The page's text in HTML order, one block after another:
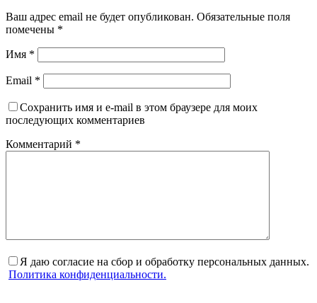
Ваш адрес email не будет опубликован. Обязательные поля
помечены *
Имя *
Email *
Сохранить имя и e-mail в этом браузере для моих
последующих комментариев
Комментарий *
Я даю согласие на сбор и обработку персональных данных.
Политика конфиденциальности.